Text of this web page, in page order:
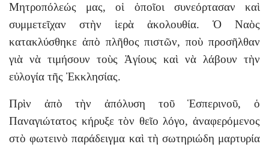
Μητροπόλεώς μας, οἱ ὁποῖοι συνεόρτασαν καὶ
συμμετεῖχαν στὴν ἱερὰ ἀκολουθία. Ὁ Ναὸς
κατακλύσθηκε ἀπὸ πλῆθος πιστῶν, ποὺ προσῆλθαν
γιὰ νὰ τιμήσουν τοὺς Ἁγίους καὶ νὰ λάβουν τὴν
εὐλογία τῆς Ἐκκλησίας.
Πρὶν ἀπὸ τὴν ἀπόλυση τοῦ Ἑσπερινοῦ, ὁ
Παναγιώτατος κήρυξε τὸν θεῖο λόγο, ἀναφερόμενος
στὸ φωτεινὸ παράδειγμα καὶ τὴ σωτηριώδη μαρτυρία